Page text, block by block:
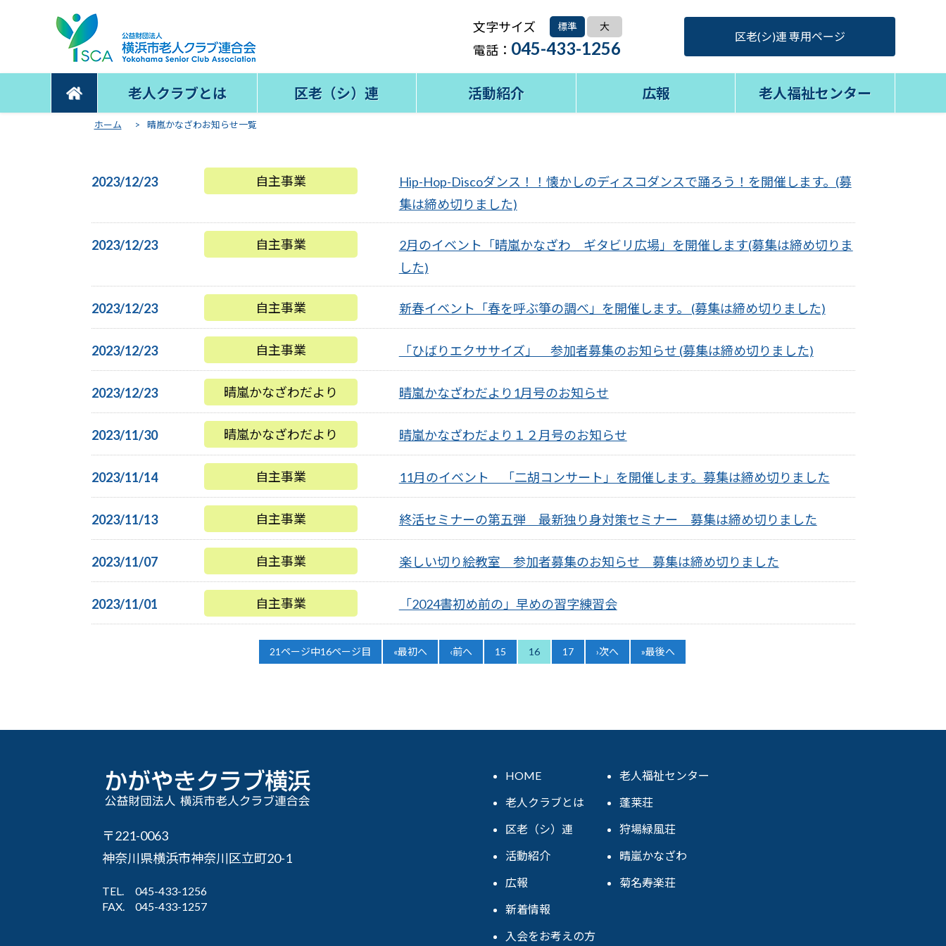
文字サイズ 標準 大
電話： 045-433-1256
区老(シ)連 専用ページ
老人クラブとは 区老（シ）連 活動紹介 広報 老人福祉センター
ホーム > 晴嵐かなざわお知らせ一覧
2023/12/23 自主事業
Hip-Hop-Discoダンス！！懐かしのディスコダンスで踊ろう！を開催します。(募
集は締め切りました)
2023/12/23 自主事業
2月のイベント「晴嵐かなざわ ギタビリ広場」を開催します(募集は締め切りま
した)
2023/12/23 自主事業 新春イベント「春を呼ぶ箏の調べ」を開催します。 (募集は締め切りました)
2023/12/23 自主事業 「ひばりエクササイズ」 参加者募集のお知らせ (募集は締め切りました)
2023/12/23 晴嵐かなざわだより 晴嵐かなざわだより1月号のお知らせ
2023/11/30 晴嵐かなざわだより 晴嵐かなざわだより１２月号のお知らせ
2023/11/14 自主事業 11月のイベント 「二胡コンサート」を開催します。募集は締め切りました
2023/11/13 自主事業 終活セミナーの第五弾 最新独り身対策セミナー 募集は締め切りました
2023/11/07 自主事業 楽しい切り絵教室 参加者募集のお知らせ 募集は締め切りました
2023/11/01 自主事業 「2024書初め前の」早めの習字練習会
21ページ中16ページ目 «最初へ ‹前へ 15 16 17 ›次へ »最後へ
〒221-0063
神奈川県横浜市神奈川区立町20-1
TEL.
045-433-1256
FAX.
045-433-1257
HOME
老人クラブとは
区老（シ）連
活動紹介
広報
新着情報
老人福祉センター
蓬莱荘
狩場緑風荘
晴嵐かなざわ
菊名寿楽荘
入会をお考えの方